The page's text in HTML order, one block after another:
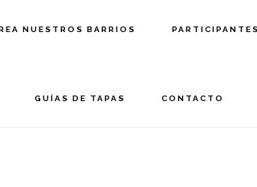
NUESTROS BARRIOS
GUÍAS DE TAPAS CONTACTO